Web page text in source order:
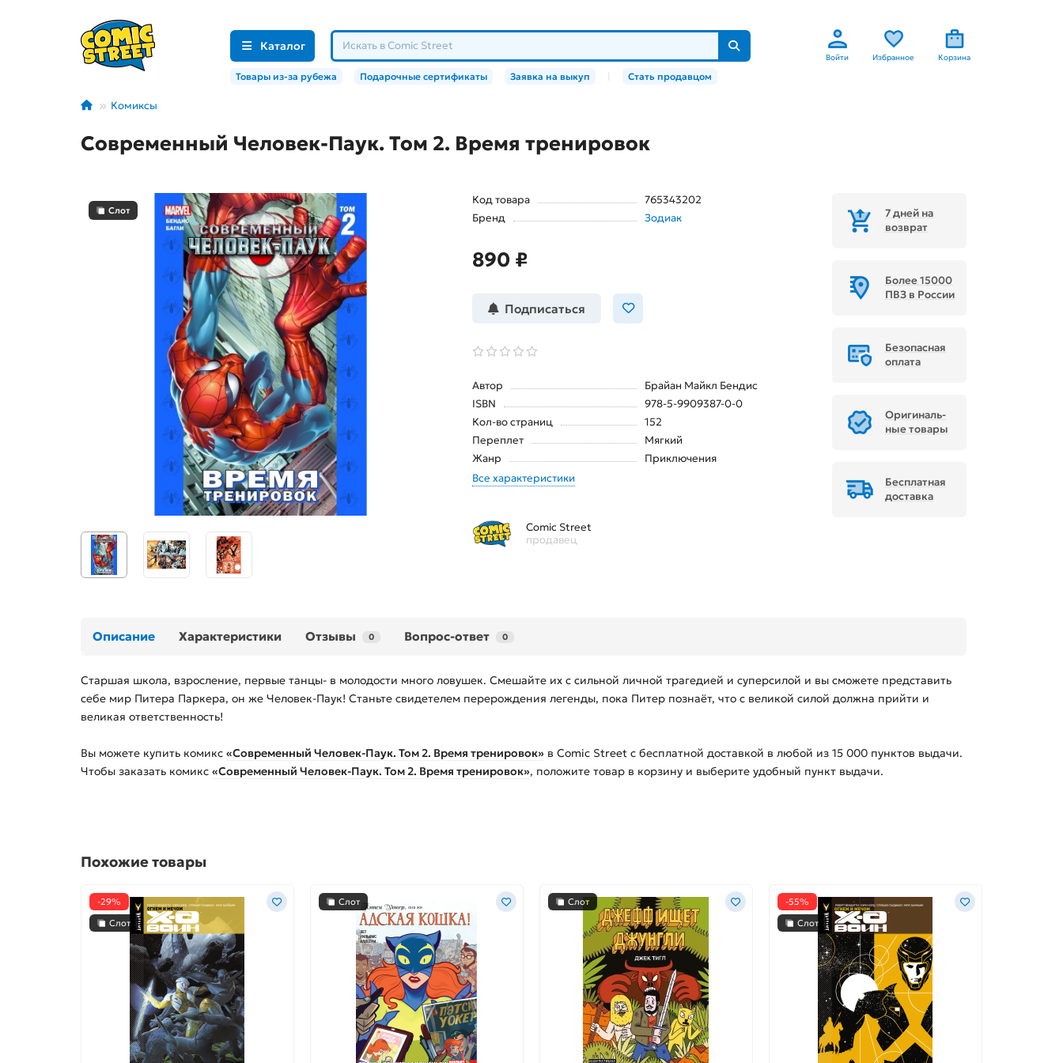
Каталог
Войти Избранное Корзина
Товары из-за рубежа Подарочные сертификаты Заявка на выкуп Стать продавцом
Комиксы
Современный Человек-Паук. Том 2. Время тренировок
Слот
Код товара
765343202
Бренд
Зодиак
890 ₽
Подписаться
Автор
Брайан Майкл Бендис
ISBN
978-5-9909387-0-0
Кол-во страниц
152
Переплет
Мягкий
Жанр
Приключения
Все характеристики
Comic Street
продавец
7 дней на
возврат
Более 15000
ПВЗ в России
Безопасная
оплата
Ори­ги­наль­
ные товары
Бесплатная
доставка
Описание Характеристики Отзывы 0 Вопрос-ответ 0
Старшая школа, взросление, первые танцы- в молодости много ловушек. Смешайте их с сильной личной трагедией и суперсилой и вы сможете представить
себе мир Питера Паркера, он же Человек-Паук! Станьте свидетелем перерождения легенды, пока Питер познаёт, что с великой силой должна прийти и
великая ответственность!
Вы можете купить комикс «Современный Человек-Паук. Том 2. Время тренировок» в Comic Street с бесплатной доставкой в любой из 15 000 пунктов выдачи.
Чтобы заказать комикс «Современный Человек-Паук. Том 2. Время тренировок», положите товар в корзину и выберите удобный пункт выдачи.
Похожие товары
-29%
Слот
Слот Слот
-55%
Слот